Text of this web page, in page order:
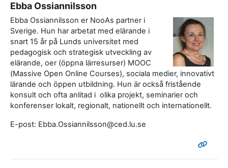
Ebba Ossiannilsson
Ebba Ossiannilsson er NooAs partner i
Sverige. Hun har arbetat med elärande i
snart 15 år på Lunds universitet med
pedagogisk och strategisk utveckling av
elärande, oer (öppna lärresurser) MOOC
(Massive Open Online Courses), sociala medier, innovativt
lärande och öppen utbildning. Hun är också fristående
konsult och ofta anlitad i olika projekt, seminarier och
konferenser lokalt, regionalt, nationellt och internationellt.
E-post: Ebba.Ossiannilsson@ced.lu.se